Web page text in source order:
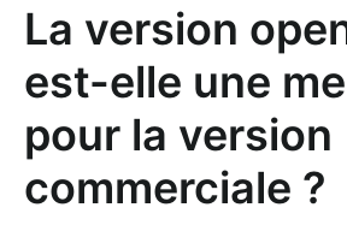
La version
est-elle une
pour la version
commerciale ?